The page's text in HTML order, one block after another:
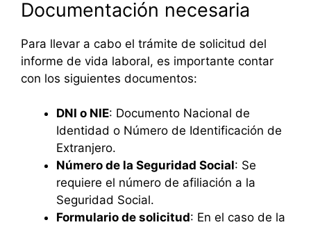
Documentación necesaria
Para llevar a cabo el trámite de solicitud del
informe de vida laboral, es importante contar
con los siguientes documentos:
DNI o NIE: Documento Nacional de
Identidad o Número de Identificación de
Extranjero.
Número de la Seguridad Social: Se
requiere el número de afiliación a la
Seguridad Social.
Formulario de solicitud: En el caso de la